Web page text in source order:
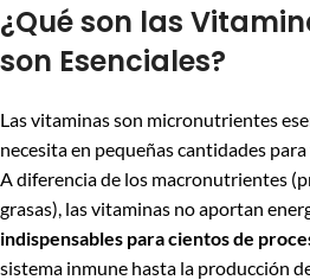
¿Qué son las
son Esenciales?
Las vitaminas son micronutrientes
necesita en pequeñas cantidades
A diferencia de los macronutrientes
grasas), las vitaminas no aportan
indispensables para cientos de
sistema inmune hasta la producción